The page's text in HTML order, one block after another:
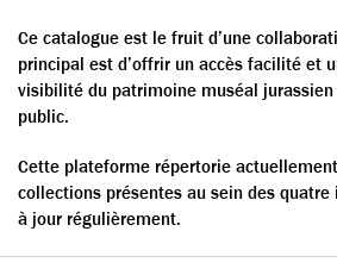
Ce catalogue est le fruit d’une
principal est d’offrir un accès facilité et
visibilité du patrimoine muséal jurassien
public.
Cette plateforme répertorie
collections présentes au sein des
à jour régulièrement.